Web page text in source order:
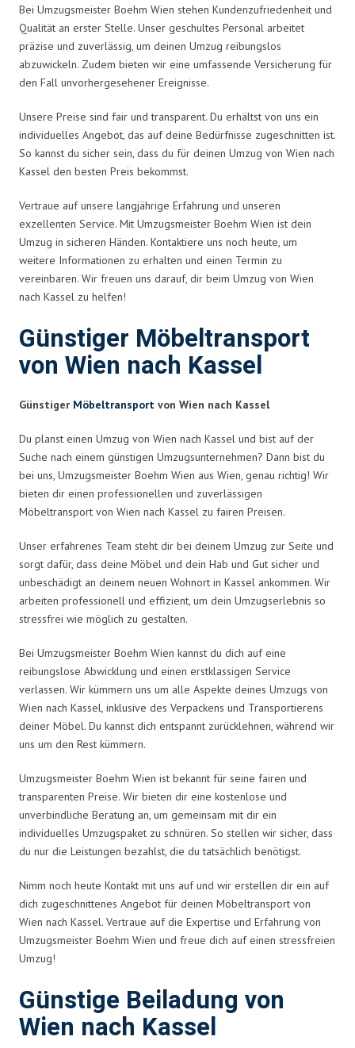
Bei Umzugsmeister Boehm Wien stehen Kundenzufriedenheit und
Qualität an erster Stelle. Unser geschultes Personal arbeitet
präzise und zuverlässig, um deinen Umzug reibungslos
abzuwickeln. Zudem bieten wir eine umfassende Versicherung für
den Fall unvorhergesehener Ereignisse.
Unsere Preise sind fair und transparent. Du erhältst von uns ein
individuelles Angebot, das auf deine Bedürfnisse zugeschnitten ist.
So kannst du sicher sein, dass du für deinen Umzug von Wien nach
Kassel den besten Preis bekommst.
Vertraue auf unsere langjährige Erfahrung und unseren
exzellenten Service. Mit Umzugsmeister Boehm Wien ist dein
Umzug in sicheren Händen. Kontaktiere uns noch heute, um
weitere Informationen zu erhalten und einen Termin zu
vereinbaren. Wir freuen uns darauf, dir beim Umzug von Wien
nach Kassel zu helfen!
Günstiger Möbeltransport
von Wien nach Kassel
Günstiger Möbeltransport von Wien nach Kassel
Du planst einen Umzug von Wien nach Kassel und bist auf der
Suche nach einem günstigen Umzugsunternehmen? Dann bist du
bei uns, Umzugsmeister Boehm Wien aus Wien, genau richtig! Wir
bieten dir einen professionellen und zuverlässigen
Möbeltransport von Wien nach Kassel zu fairen Preisen.
Unser erfahrenes Team steht dir bei deinem Umzug zur Seite und
sorgt dafür, dass deine Möbel und dein Hab und Gut sicher und
unbeschädigt an deinem neuen Wohnort in Kassel ankommen. Wir
arbeiten professionell und effizient, um dein Umzugserlebnis so
stressfrei wie möglich zu gestalten.
Bei Umzugsmeister Boehm Wien kannst du dich auf eine
reibungslose Abwicklung und einen erstklassigen Service
verlassen. Wir kümmern uns um alle Aspekte deines Umzugs von
Wien nach Kassel, inklusive des Verpackens und Transportierens
deiner Möbel. Du kannst dich entspannt zurücklehnen, während wir
uns um den Rest kümmern.
Umzugsmeister Boehm Wien ist bekannt für seine fairen und
transparenten Preise. Wir bieten dir eine kostenlose und
unverbindliche Beratung an, um gemeinsam mit dir ein
individuelles Umzugspaket zu schnüren. So stellen wir sicher, dass
du nur die Leistungen bezahlst, die du tatsächlich benötigst.
Nimm noch heute Kontakt mit uns auf und wir erstellen dir ein auf
dich zugeschnittenes Angebot für deinen Möbeltransport von
Wien nach Kassel. Vertraue auf die Expertise und Erfahrung von
Umzugsmeister Boehm Wien und freue dich auf einen stressfreien
Umzug!
Günstige Beiladung von
Wien nach Kassel